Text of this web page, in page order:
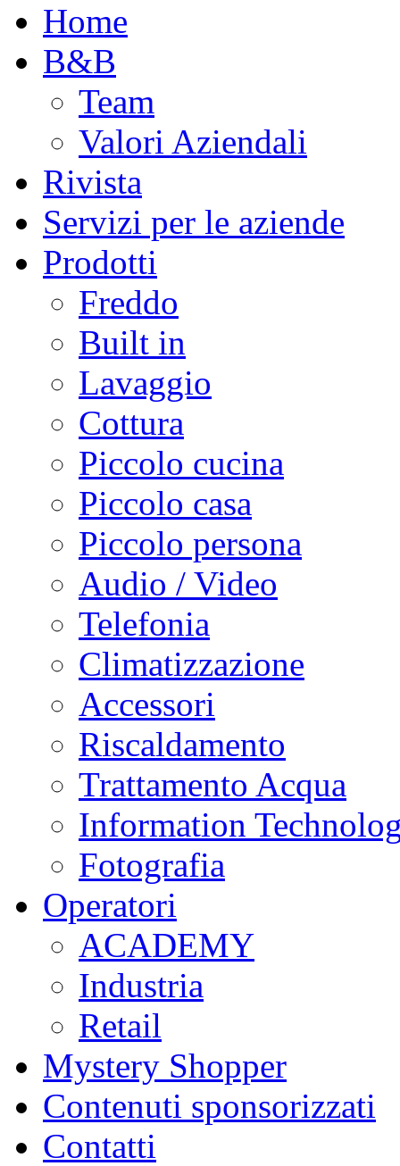
Home
B&B
Team
Valori Aziendali
Rivista
Servizi per le aziende
Prodotti
Freddo
Built in
Lavaggio
Cottura
Piccolo cucina
Piccolo casa
Piccolo persona
Audio / Video
Telefonia
Climatizzazione
Accessori
Riscaldamento
Trattamento Acqua
Information
Fotografia
Operatori
ACADEMY
Industria
Retail
Mystery Shopper
Contenuti sponsorizzati
Contatti